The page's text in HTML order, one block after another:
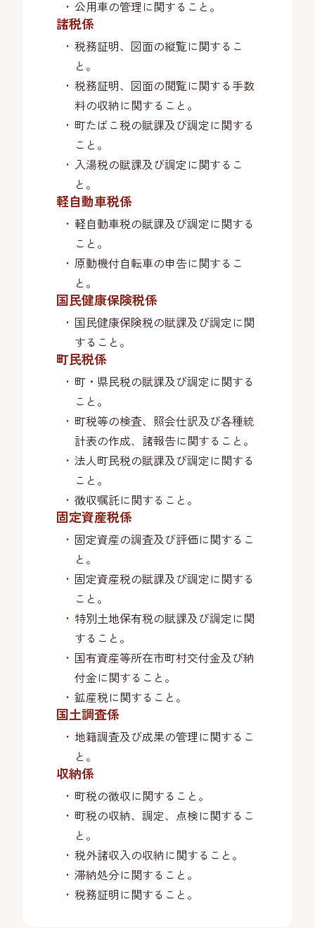
公用車の管理に関すること。
諸税係
税務証明、図面の縦覧に関するこ
と。
税務証明、図面の閲覧に関する手数
料の収納に関すること。
町たばこ税の賦課及び調定に関する
こと。
入湯税の賦課及び調定に関するこ
と。
軽自動車税係
軽自動車税の賦課及び調定に関する
こと。
原動機付自転車の申告に関するこ
と。
国民健康保険税係
国民健康保険税の賦課及び調定に関
すること。
町民税係
町・県民税の賦課及び調定に関する
こと。
町税等の検査、照会仕訳及び各種統
計表の作成、諸報告に関すること。
法人町民税の賦課及び調定に関する
こと。
徴収嘱託に関すること。
固定資産税係
固定資産の調査及び評価に関するこ
と。
固定資産税の賦課及び調定に関する
こと。
特別土地保有税の賦課及び調定に関
すること。
国有資産等所在市町村交付金及び納
付金に関すること。
鉱産税に関すること。
国土調査係
地籍調査及び成果の管理に関するこ
と。
収納係
町税の徴収に関すること。
町税の収納、調定、点検に関するこ
と。
税外諸収入の収納に関すること。
滞納処分に関すること。
税務証明に関すること。